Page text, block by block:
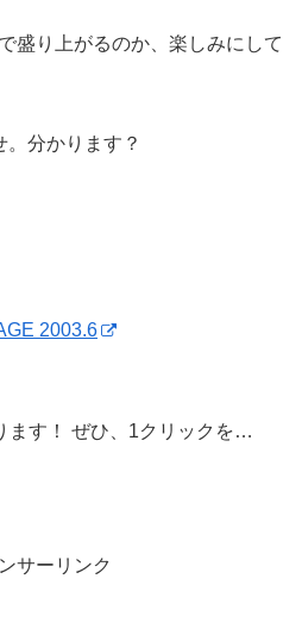
盛り上がるのか、楽しみにして
分かります？
2003.6
ます！ ぜひ、1クリックを…
サーリンク